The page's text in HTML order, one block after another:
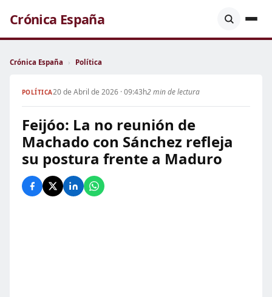
Crónica España
Crónica España › Política
POLÍTICA20 de Abril de 2026 · 09:43h2 min de lectura
Feijóo: La no reunión de
Machado con Sánchez refleja
su postura frente a Maduro